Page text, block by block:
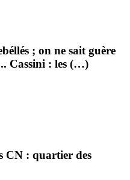
; on ne sait guère
Cassini : les (…)
CN : quartier des